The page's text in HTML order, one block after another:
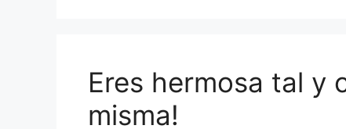
Eres hermosa tal y
misma!